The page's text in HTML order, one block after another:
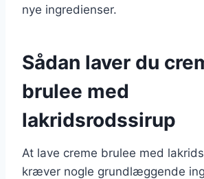
nye ingredienser.
Sådan laver du
brulee med
lakridsrodssirup
At lave creme brulee med
kræver nogle grundlæggende